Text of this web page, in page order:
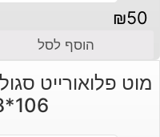
₪50
הוסף לסל
106*28*23 מ"מ